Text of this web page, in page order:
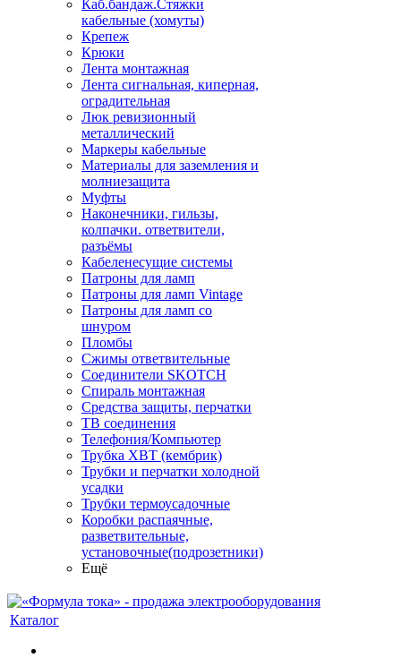
Каб.бандаж.Стяжки
кабельные (хомуты)
Крепеж
Крюки
Лента монтажная
Лента сигнальная, киперная,
оградительная
Люк ревизионный
металлический
Маркеры кабельные
Материалы для заземления и
молниезащита
Муфты
Наконечники, гильзы,
колпачки. ответвители,
разъёмы
Кабеленесущие системы
Патроны для ламп
Патроны для ламп Vintage
Патроны для ламп со
шнуром
Пломбы
Сжимы ответвительные
Соединители SKOTCH
Спираль монтажная
Средства защиты, перчатки
ТВ соединения
Телефония/Компьютер
Трубка ХВТ (кембрик)
Трубки и перчатки холодной
усадки
Трубки термоусадочные
Коробки распаячные,
разветвительные,
установочные(подрозетники)
Ещё
Каталог